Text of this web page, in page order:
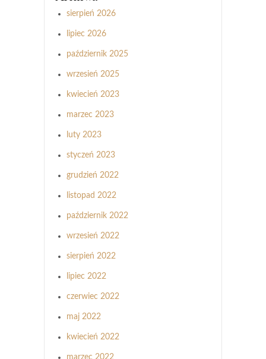
sierpień 2026
lipiec 2026
październik 2025
wrzesień 2025
kwiecień 2023
marzec 2023
luty 2023
styczeń 2023
grudzień 2022
listopad 2022
październik 2022
wrzesień 2022
sierpień 2022
lipiec 2022
czerwiec 2022
maj 2022
kwiecień 2022